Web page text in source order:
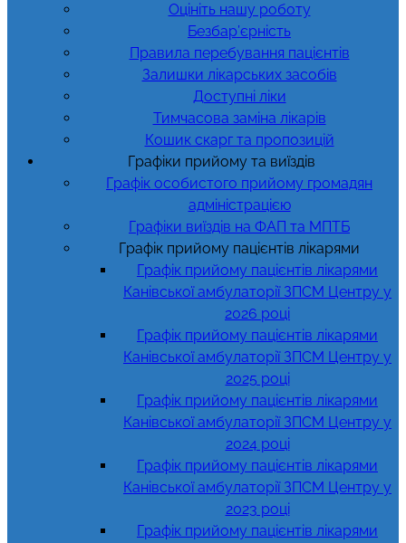
Оцініть нашу роботу
Безбар’єрність
Правила перебування пацієнтів
Залишки лікарських засобів
Доступні ліки
Тимчасова заміна лікарів
Кошик скарг та пропозицій
Графіки прийому та виїздів
Графік особистого прийому громадян
адміністрацією
Графіки виїздів на ФАП та МПТБ
Графік прийому пацієнтів лікарями
Графік прийому пацієнтів лікарями
Канівської амбулаторії ЗПСМ Центру у
2026 році
Графік прийому пацієнтів лікарями
Канівської амбулаторії ЗПСМ Центру у
2025 році
Графік прийому пацієнтів лікарями
Канівської амбулаторії ЗПСМ Центру у
2024 році
Графік прийому пацієнтів лікарями
Канівської амбулаторії ЗПСМ Центру у
2023 році
Графік прийому пацієнтів лікарями